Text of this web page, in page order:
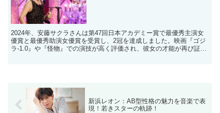
2024年、安藤サクラさんは第47回日本アカデミー賞で最優秀主演女
優賞と最優秀助演女優賞を受賞し、2冠を達成しました。映画『ゴジ
ラ-1.0』や『怪物』での演技が高く評価され、彼女の才能が再び証明
新浜レオン：AB型性格の魅力を音楽で表
現！若きスターの軌跡！